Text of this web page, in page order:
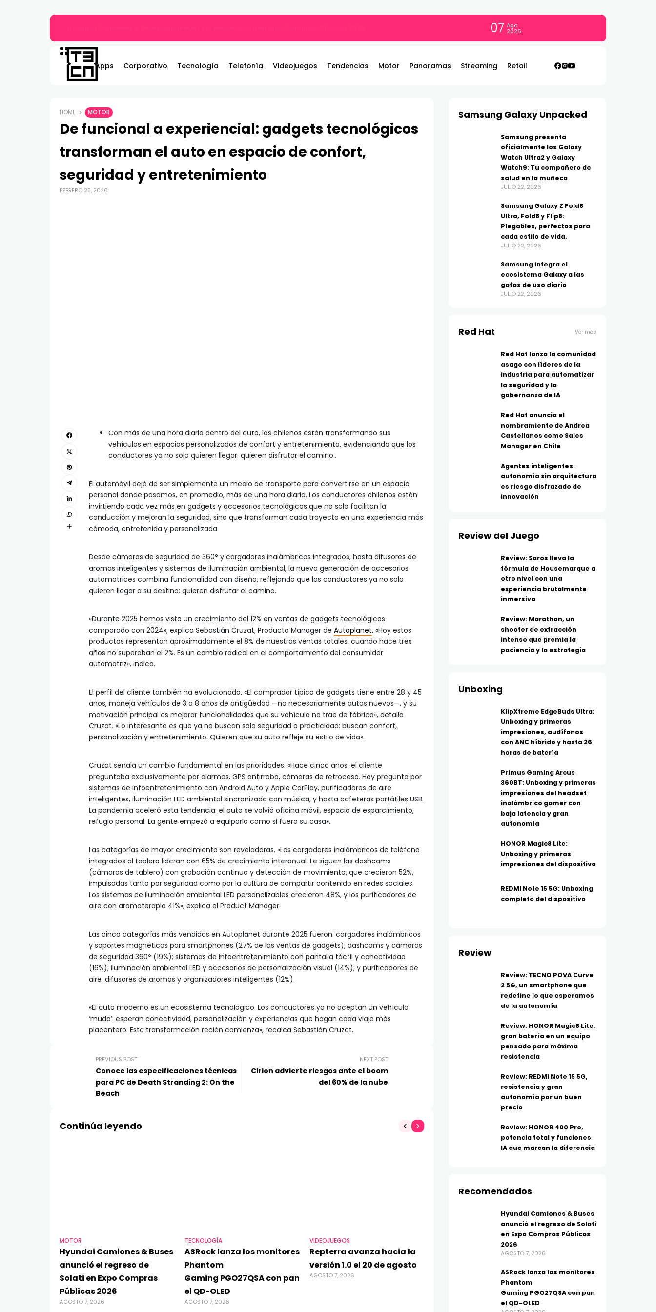
07 Ago
2026
Apps Corporativo Tecnología Telefonía Videojuegos Tendencias Motor Panoramas Streaming Retail
HOME MOTOR
De funcional a experiencial: gadgets tecnológicos
transforman el auto en espacio de confort,
seguridad y entretenimiento
FEBRERO 25, 2026
Con más de una hora diaria dentro del auto, los chilenos están transformando sus
vehículos en espacios personalizados de confort y entretenimiento, evidenciando que los
conductores ya no solo quieren llegar: quieren disfrutar el camino..
El automóvil dejó de ser simplemente un medio de transporte para convertirse en un espacio
personal donde pasamos, en promedio, más de una hora diaria. Los conductores chilenos están
invirtiendo cada vez más en gadgets y accesorios tecnológicos que no solo facilitan la
conducción y mejoran la seguridad, sino que transforman cada trayecto en una experiencia más
cómoda, entretenida y personalizada.
Desde cámaras de seguridad de 360° y cargadores inalámbricos integrados, hasta difusores de
aromas inteligentes y sistemas de iluminación ambiental, la nueva generación de accesorios
automotrices combina funcionalidad con diseño, reflejando que los conductores ya no solo
quieren llegar a su destino: quieren disfrutar el camino.
«Durante 2025 hemos visto un crecimiento del 12% en ventas de gadgets tecnológicos
comparado con 2024», explica Sebastián Cruzat, Producto Manager de Autoplanet. «Hoy estos
productos representan aproximadamente el 8% de nuestras ventas totales, cuando hace tres
años no superaban el 2%. Es un cambio radical en el comportamiento del consumidor
automotriz», indica.
El perfil del cliente también ha evolucionado. «El comprador típico de gadgets tiene entre 28 y 45
años, maneja vehículos de 3 a 8 años de antigüedad —no necesariamente autos nuevos—, y su
motivación principal es mejorar funcionalidades que su vehículo no trae de fábrica», detalla
Cruzat. «Lo interesante es que ya no buscan solo seguridad o practicidad: buscan confort,
personalización y entretenimiento. Quieren que su auto refleje su estilo de vida».
Cruzat señala un cambio fundamental en las prioridades: «Hace cinco años, el cliente
preguntaba exclusivamente por alarmas, GPS antirrobo, cámaras de retroceso. Hoy pregunta por
sistemas de infoentretenimiento con Android Auto y Apple CarPlay, purificadores de aire
inteligentes, iluminación LED ambiental sincronizada con música, y hasta cafeteras portátiles USB.
La pandemia aceleró esta tendencia: el auto se volvió oficina móvil, espacio de esparcimiento,
refugio personal. La gente empezó a equiparlo como si fuera su casa».
Las categorías de mayor crecimiento son reveladoras. «Los cargadores inalámbricos de teléfono
integrados al tablero lideran con 65% de crecimiento interanual. Le siguen las dashcams
(cámaras de tablero) con grabación continua y detección de movimiento, que crecieron 52%,
impulsadas tanto por seguridad como por la cultura de compartir contenido en redes sociales.
Los sistemas de iluminación ambiental LED personalizables crecieron 48%, y los purificadores de
aire con aromaterapia 41%», explica el Product Manager.
Las cinco categorías más vendidas en Autoplanet durante 2025 fueron: cargadores inalámbricos
y soportes magnéticos para smartphones (27% de las ventas de gadgets); dashcams y cámaras
de seguridad 360° (19%); sistemas de infoentretenimiento con pantalla táctil y conectividad
(16%); iluminación ambiental LED y accesorios de personalización visual (14%); y purificadores de
aire, difusores de aromas y organizadores inteligentes (12%).
«El auto moderno es un ecosistema tecnológico. Los conductores ya no aceptan un vehículo
‘mudo’: esperan conectividad, personalización y experiencias que hagan cada viaje más
placentero. Esta transformación recién comienza», recalca Sebastián Cruzat.
PREVIOUS POST
Conoce las especificaciones técnicas
para PC de Death Stranding 2: On the
Beach
NEXT POST
Cirion advierte riesgos ante el boom
del 60% de la nube
Continúa leyendo
MOTOR
Hyundai Camiones & Buses
anunció el regreso de
Solati en Expo Compras
Públicas 2026
AGOSTO 7, 2026
TECNOLOGÍA
ASRock lanza los monitores
Phantom
Gaming PGO27QSA con pan
el QD-OLED
AGOSTO 7, 2026
VIDEOJUEGOS
Repterra avanza hacia la
versión 1.0 el 20 de agosto
AGOSTO 7, 2026
200 MP e Inteligencia
HONOR 600 Pro transforma
la creación de contenido
estará en su
en su integración
Samsung Galaxy Unpacked
Samsung presenta
oficialmente los Galaxy
Watch Ultra2 y Galaxy
Watch9: Tu compañero de
salud en la muñeca
JULIO 22, 2026
Samsung Galaxy Z Fold8
Ultra, Fold8 y Flip8:
Plegables, perfectos para
cada estilo de vida.
JULIO 22, 2026
Samsung integra el
ecosistema Galaxy a las
gafas de uso diario
JULIO 22, 2026
Red Hat Ver más
Red Hat lanza la comunidad
asago con líderes de la
industria para automatizar
la seguridad y la
gobernanza de IA
Red Hat anuncia el
nombramiento de Andrea
Castellanos como Sales
Manager en Chile
Agentes inteligentes:
autonomía sin arquitectura
es riesgo disfrazado de
innovación
Review del Juego
Review: Saros lleva la
fórmula de Housemarque a
otro nivel con una
experiencia brutalmente
inmersiva
Review: Marathon, un
shooter de extracción
intenso que premia la
paciencia y la estrategia
Unboxing
KlipXtreme EdgeBuds Ultra:
Unboxing y primeras
impresiones, audífonos
con ANC híbrido y hasta 26
horas de batería
Primus Gaming Arcus
360BT: Unboxing y primeras
impresiones del headset
inalámbrico gamer con
baja latencia y gran
autonomía
HONOR Magic8 Lite:
Unboxing y primeras
impresiones del dispositivo
REDMI Note 15 5G: Unboxing
completo del dispositivo
Review
Review: TECNO POVA Curve
2 5G, un smartphone que
redefine lo que esperamos
de la autonomía
Review: HONOR Magic8 Lite,
gran batería en un equipo
pensado para máxima
resistencia
Review: REDMI Note 15 5G,
resistencia y gran
autonomía por un buen
precio
Review: HONOR 400 Pro,
potencia total y funciones
IA que marcan la diferencia
Recomendados
Hyundai Camiones & Buses
anunció el regreso de Solati
en Expo Compras Públicas
2026
AGOSTO 7, 2026
ASRock lanza los monitores
Phantom
Gaming PGO27QSA con pan
el QD-OLED